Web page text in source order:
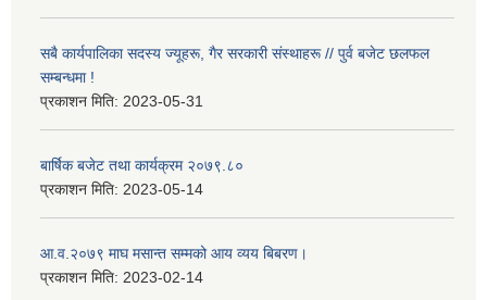
सबै कार्यपालिका सदस्य ज्यूहरू, गैर सरकारी संस्थाहरू // पुर्व बजेट छलफल
सम्बन्धमा !
प्रकाशन मिति: 2023-05-31
बार्षिक बजेट तथा कार्यक्रम २०७९.८०
प्रकाशन मिति: 2023-05-14
आ.व.२०७९ माघ मसान्त सम्मको आय व्यय बिबरण।
प्रकाशन मिति: 2023-02-14